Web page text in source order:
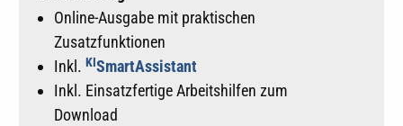
Online-Ausgabe mit praktischen
Zusatzfunktionen
Inkl. KISmartAssistant
Inkl. Einsatzfertige Arbeitshilfen zum
Download